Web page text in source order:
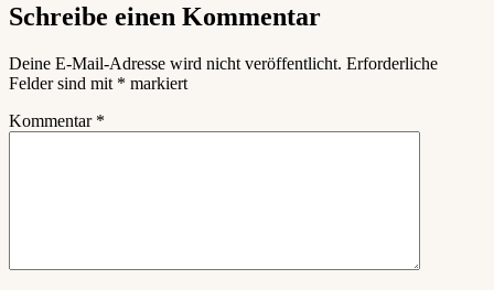
Schreibe einen Kommentar
Deine E-Mail-Adresse wird nicht veröffentlicht. Erforderliche
Felder sind mit * markiert
Kommentar *